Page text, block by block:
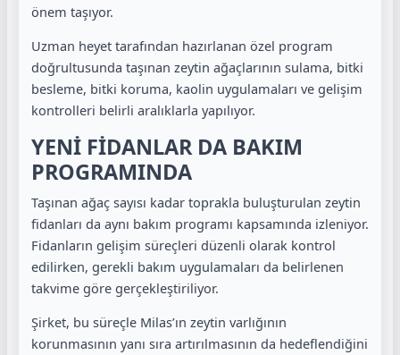
önem taşıyor.
Uzman heyet tarafından hazırlanan özel program
doğrultusunda taşınan zeytin ağaçlarının sulama, bitki
besleme, bitki koruma, kaolin uygulamaları ve gelişim
kontrolleri belirli aralıklarla yapılıyor.
YENİ FİDANLAR DA BAKIM
PROGRAMINDA
Taşınan ağaç sayısı kadar toprakla buluşturulan zeytin
fidanları da aynı bakım programı kapsamında izleniyor.
Fidanların gelişim süreçleri düzenli olarak kontrol
edilirken, gerekli bakım uygulamaları da belirlenen
takvime göre gerçekleştiriliyor.
Şirket, bu süreçle Milas’ın zeytin varlığının
korunmasının yanı sıra artırılmasının da hedeflendiğini